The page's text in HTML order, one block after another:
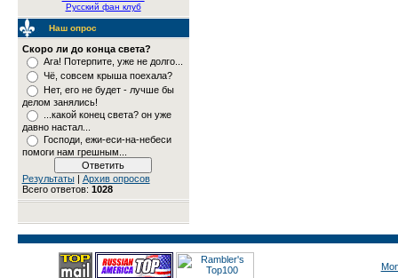
Русский фан клуб
Наш опрос
Скоро ли до конца света?
Ага! Потерпите, уже не долго...
Чё, совсем крыша поехала?
Нет, его не будет - лучше бы
делом занялись!
...какой конец света? он уже
давно настал...
Господи, ежи-еси-на-небеси
помоги нам грешным...
Результаты| Архив опросов
Всего ответов: 1028